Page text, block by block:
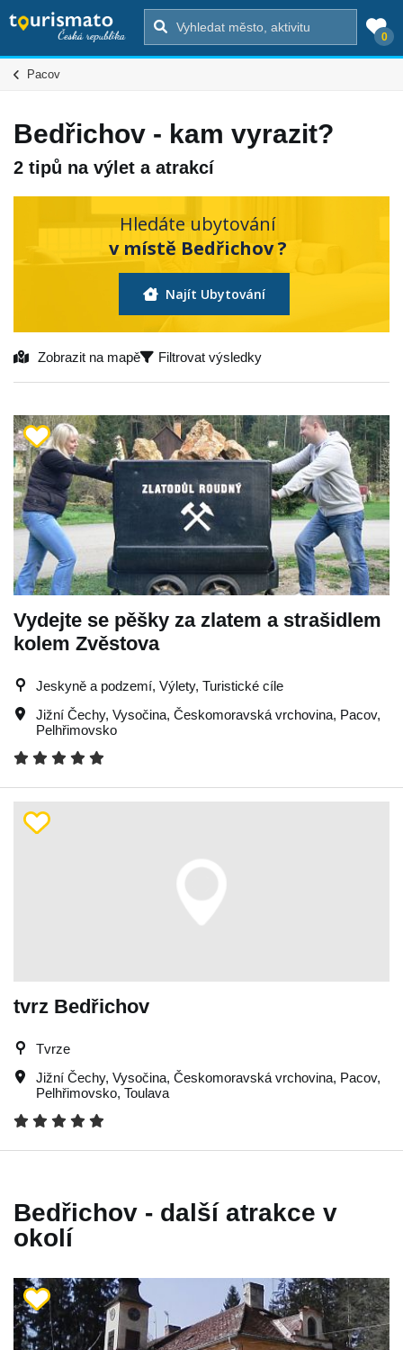
0
Pacov
Bedřichov - kam vyrazit?
2 tipů na výlet a atrakcí
Hledáte ubytování
v místě Bedřichov ?
Najít Ubytování
Zobrazit na mapě Filtrovat výsledky
Vydejte se pěšky za zlatem a strašidlem
kolem Zvěstova
Jeskyně a podzemí, Výlety, Turistické cíle
Jižní Čechy, Vysočina, Českomoravská vrchovina, Pacov,
Pelhřimovsko
tvrz Bedřichov
Tvrze
Jižní Čechy, Vysočina, Českomoravská vrchovina, Pacov,
Pelhřimovsko, Toulava
Bedřichov - další atrakce v
okolí